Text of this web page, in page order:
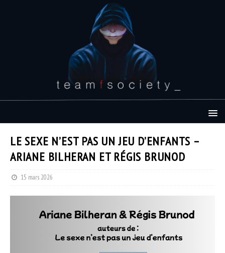
LE SEXE N’EST PAS UN JEU D’ENFANTS –
ARIANE BILHERAN ET RÉGIS BRUNOD
15 mars 2026